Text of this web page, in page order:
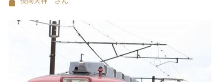
間に合いました。